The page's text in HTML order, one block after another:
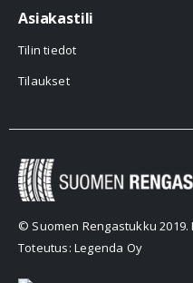
Asiakastili
Tilin tiedot
Tilaukset
© Suomen Rengastukku
Toteutus: Legenda Oy